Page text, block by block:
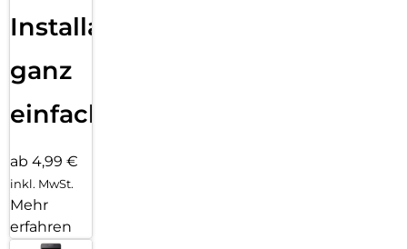
Installation
ganz
einfach
ab 4,99 €
inkl. MwSt.
Mehr
erfahren